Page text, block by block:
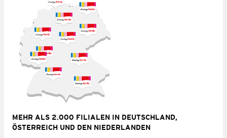
MEHR ALS 2.000 FILIALEN IN DEUTSCHLAND,
ÖSTERREICH UND DEN NIEDERLANDEN